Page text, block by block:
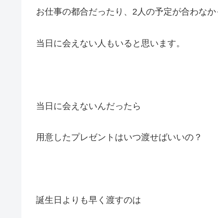
お仕事の都合だったり、2人の予定が合わな
当日に会えない人もいると思います。
当日に会えないんだったら
用意したプレゼントはいつ渡せばいいの？
誕生日よりも早く渡すのは